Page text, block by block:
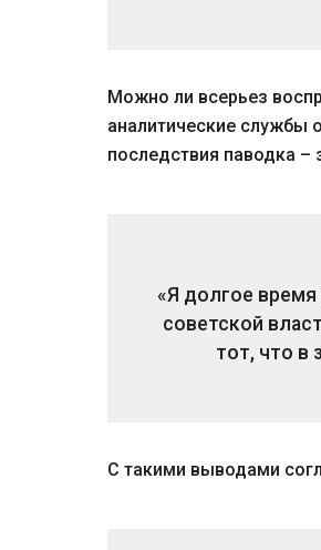
Можно ли всерьез
аналитические службы
последствия паводка –
«Я долгое
советской
тот, что в
С такими выводами